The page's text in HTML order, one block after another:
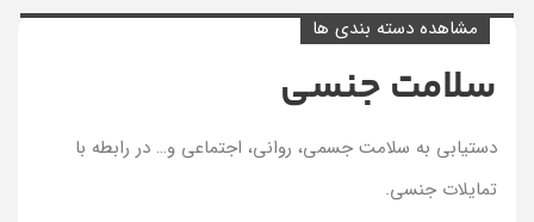
مشاهده دسته بندی ها
سلامت جنسی
دستیابی به سلامت جسمی، روانی، اجتماعی و… در رابطه با
تمایلات جنسی.